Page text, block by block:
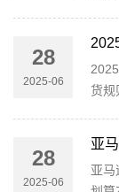
28
2025-06
货规
28
2025-06
亚马